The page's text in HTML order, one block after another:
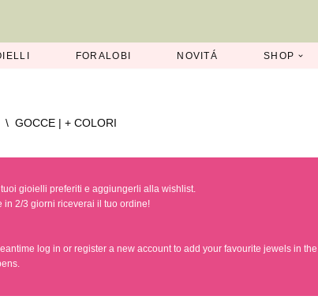
FORALOBI NOVITÁ SHOP
\ GOCCE | + COLORI
gioielli preferiti e aggiungerli alla wishlist.
in 2/3 giorni riceverai il tuo ordine!
log in or register a new account to add your favourite jewels in